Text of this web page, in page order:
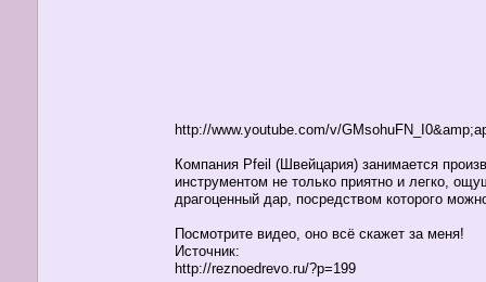
http://www.youtube.com/v/
Компания Pfeil (Швейцария) занимается
инструментом не только приятно и легко,
драгоценный дар, посредством которого
Посмотрите видео, оно всё скажет за меня!
Источник:
http://reznoedrevo.ru/?p=199